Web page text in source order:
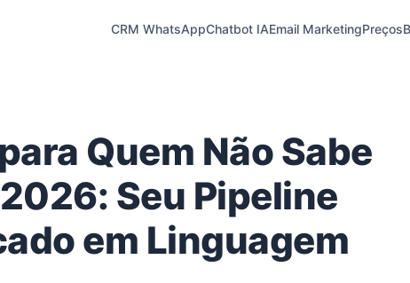
CRM WhatsAppChatbot IAEmail MarketingPreços
Quem Não Sabe
Seu Pipeline
em Linguagem